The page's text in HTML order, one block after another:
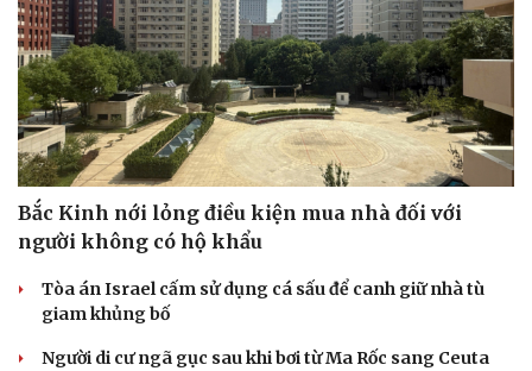
Cải chính
Bắc Kinh nới lỏng điều kiện mua nhà đối với
người không có hộ khẩu
Tòa án Israel cấm sử dụng cá sấu để canh giữ nhà tù
giam khủng bố
Người di cư ngã gục sau khi bơi từ Ma Rốc sang Ceuta